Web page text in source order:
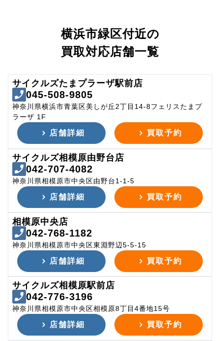
横浜市緑区付近の
買取対応店舗一覧
サイクルズたまプラーザ駅前店
045-508-9805
神奈川県横浜市青葉区美しが丘2丁目14-8フェリスたまプ
ラーザ 1F
店舗詳細 買取予約
サイクルズ相模原由野台店
042-707-4082
神奈川県相模原市中央区由野台1-1-5
店舗詳細 買取予約
相模原中央店
042-768-1182
神奈川県相模原市中央区東淵野辺5-5-15
店舗詳細 買取予約
サイクルズ相模原駅前店
042-776-3196
神奈川県相模原市中央区相模原8丁目4番地15号
店舗詳細 買取予約